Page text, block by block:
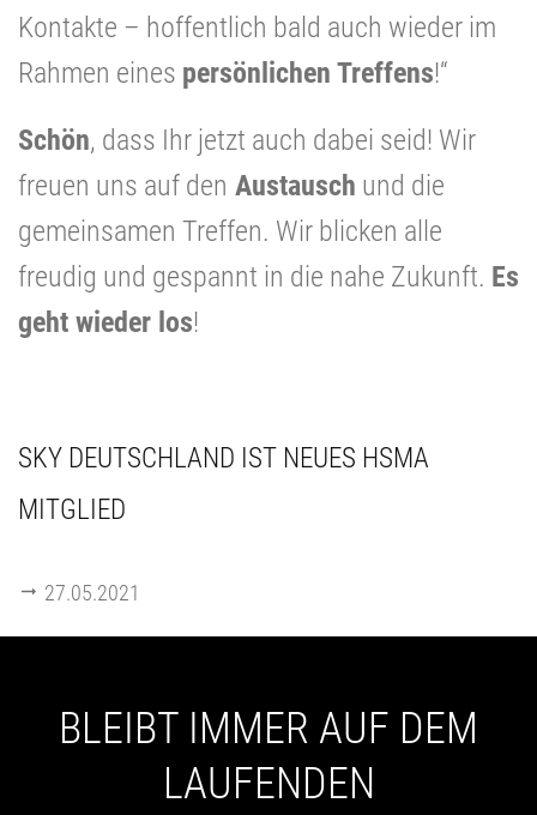
Kontakte – hoffentlich bald auch wieder im
Rahmen eines persönlichen Treffens!“
Schön, dass Ihr jetzt auch dabei seid! Wir
freuen uns auf den Austausch und die
gemeinsamen Treffen. Wir blicken alle
freudig und gespannt in die nahe Zukunft. Es
geht wieder los!
SKY DEUTSCHLAND IST NEUES HSMA
MITGLIED
27.05.2021
BLEIBT IMMER AUF DEM
LAUFENDEN